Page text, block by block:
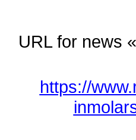
URL for news
https://